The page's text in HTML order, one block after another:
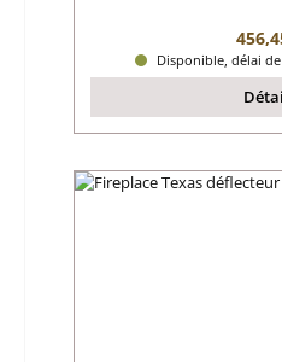
Prix
Disponible, délai